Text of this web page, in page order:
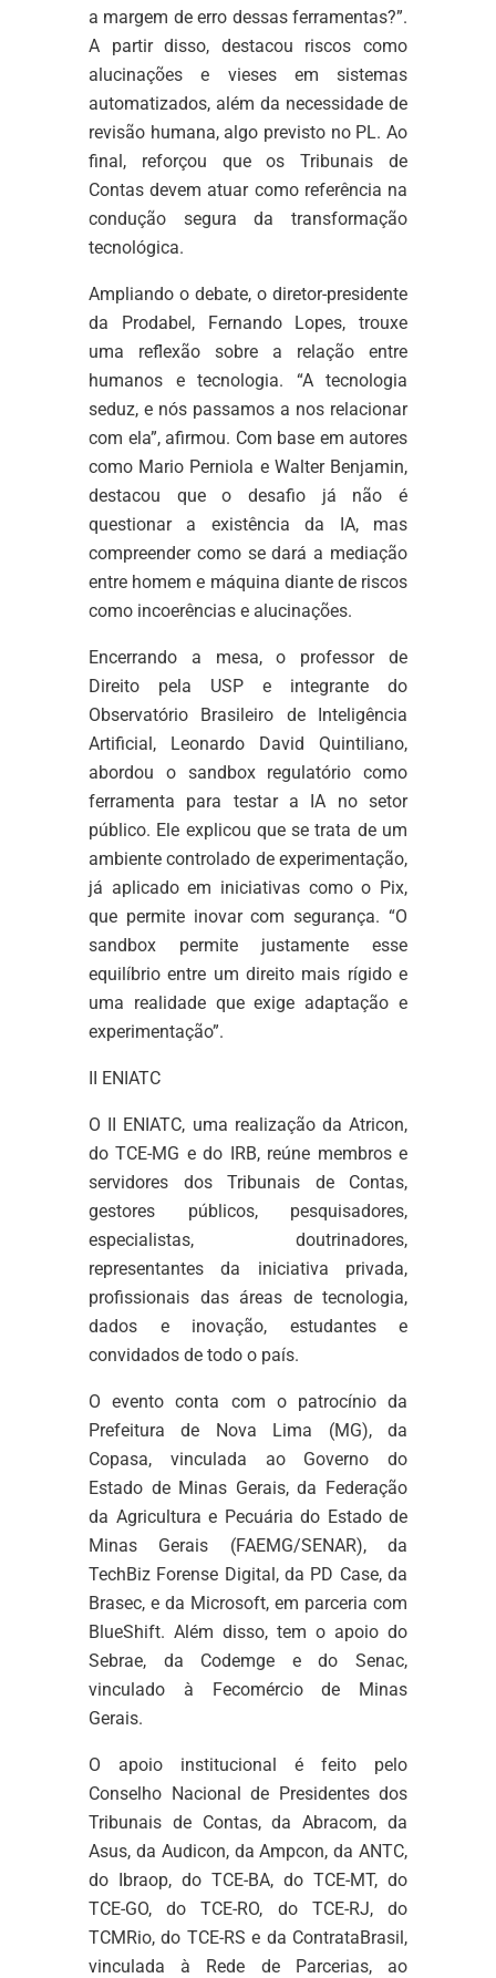
a margem de erro dessas ferramentas?”.
A partir disso, destacou riscos como
alucinações e vieses em sistemas
automatizados, além da necessidade de
revisão humana, algo previsto no PL. Ao
final, reforçou que os Tribunais de
Contas devem atuar como referência na
condução segura da transformação
tecnológica.
Ampliando o debate, o diretor-presidente
da Prodabel, Fernando Lopes, trouxe
uma reflexão sobre a relação entre
humanos e tecnologia. “A tecnologia
seduz, e nós passamos a nos relacionar
com ela”, afirmou. Com base em autores
como Mario Perniola e Walter Benjamin,
destacou que o desafio já não é
questionar a existência da IA, mas
compreender como se dará a mediação
entre homem e máquina diante de riscos
como incoerências e alucinações.
Encerrando a mesa, o professor de
Direito pela USP e integrante do
Observatório Brasileiro de Inteligência
Artificial, Leonardo David Quintiliano,
abordou o sandbox regulatório como
ferramenta para testar a IA no setor
público. Ele explicou que se trata de um
ambiente controlado de experimentação,
já aplicado em iniciativas como o Pix,
que permite inovar com segurança. “O
sandbox permite justamente esse
equilíbrio entre um direito mais rígido e
uma realidade que exige adaptação e
experimentação”.
II ENIATC
O II ENIATC, uma realização da Atricon,
do TCE-MG e do IRB, reúne membros e
servidores dos Tribunais de Contas,
gestores públicos, pesquisadores,
especialistas, doutrinadores,
representantes da iniciativa privada,
profissionais das áreas de tecnologia,
dados e inovação, estudantes e
convidados de todo o país.
O evento conta com o patrocínio da
Prefeitura de Nova Lima (MG), da
Copasa, vinculada ao Governo do
Estado de Minas Gerais, da Federação
da Agricultura e Pecuária do Estado de
Minas Gerais (FAEMG/SENAR), da
TechBiz Forense Digital, da PD Case, da
Brasec, e da Microsoft, em parceria com
BlueShift. Além disso, tem o apoio do
Sebrae, da Codemge e do Senac,
vinculado à Fecomércio de Minas
Gerais.
O apoio institucional é feito pelo
Conselho Nacional de Presidentes dos
Tribunais de Contas, da Abracom, da
Asus, da Audicon, da Ampcon, da ANTC,
do Ibraop, do TCE-BA, do TCE-MT, do
TCE-GO, do TCE-RO, do TCE-RJ, do
TCMRio, do TCE-RS e da ContrataBrasil,
vinculada à Rede de Parcerias, ao